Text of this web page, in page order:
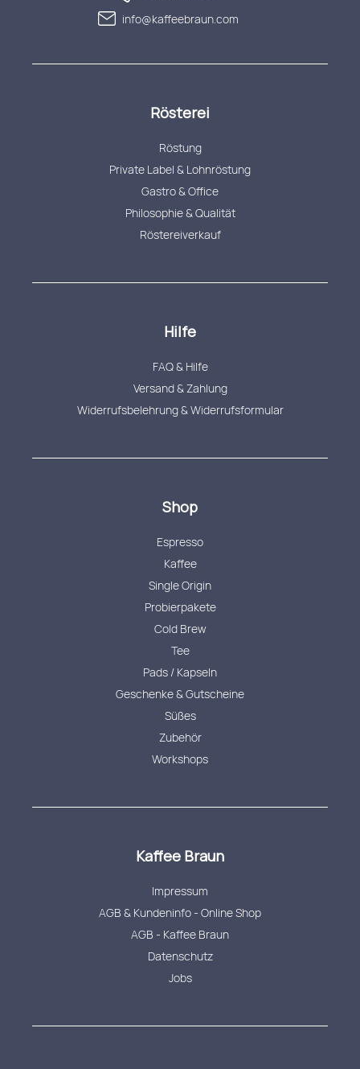
info@kaffeebraun.com
Rösterei
Röstung
Private Label & Lohnröstung
Gastro & Office
Philosophie & Qualität
Röstereiverkauf
Hilfe
FAQ & Hilfe
Versand & Zahlung
Widerrufsbelehrung & Widerrufsformular
Shop
Espresso
Kaffee
Single Origin
Probierpakete
Cold Brew
Tee
Pads / Kapseln
Geschenke & Gutscheine
Süßes
Zubehör
Workshops
Kaffee Braun
Impressum
AGB & Kundeninfo - Online Shop
AGB - Kaffee Braun
Datenschutz
Jobs